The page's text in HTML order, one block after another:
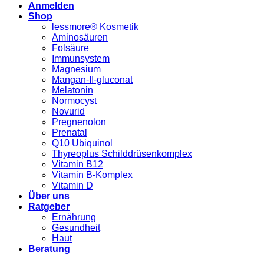
Anmelden
Shop
lessmore® Kosmetik
Aminosäuren
Folsäure
Immunsystem
Magnesium
Mangan-II-gluconat
Melatonin
Normocyst
Novurid
Pregnenolon
Prenatal
Q10 Ubiquinol
Thyreoplus Schilddrüsenkomplex
Vitamin B12
Vitamin B-Komplex
Vitamin D
Über uns
Ratgeber
Ernährung
Gesundheit
Haut
Beratung